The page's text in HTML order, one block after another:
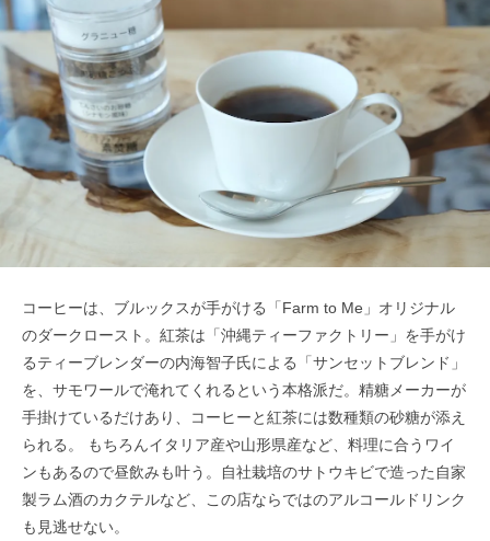
コーヒーは、ブルックスが手がける「Farm to Me」オリジナル
のダークロースト。紅茶は「沖縄ティーファクトリー」を手がけ
るティーブレンダーの内海智子氏による「サンセットブレンド」
を、サモワールで淹れてくれるという本格派だ。精糖メーカーが
手掛けているだけあり、コーヒーと紅茶には数種類の砂糖が添え
られる。 もちろんイタリア産や山形県産など、料理に合うワイ
ンもあるので昼飲みも叶う。自社栽培のサトウキビで造った自家
製ラム酒のカクテルなど、この店ならではのアルコールドリンク
も見逃せない。